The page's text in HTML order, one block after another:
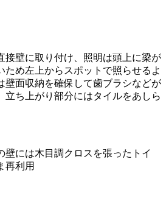
接壁に取り付け、照明は頭上に梁が
ため左上からスポットで照らせるよ
壁面収納を確保して歯ブラシなどが
立ち上がり部分にはタイルをあしら
壁には木目調クロスを張ったトイ
再利用